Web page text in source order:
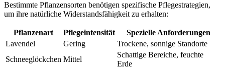
Bestimmte Pflanzensorten benötigen spezifische Pflegestrategien,
um ihre natürliche Widerstandsfähigkeit zu erhalten:
Pflanzenart Pflegeintensität
Spezielle Anforderungen
Lavendel
Gering
Trockene, sonnige Standorte
Schneeglöckchen Mittel
Schattige Bereiche, feuchte
Erde